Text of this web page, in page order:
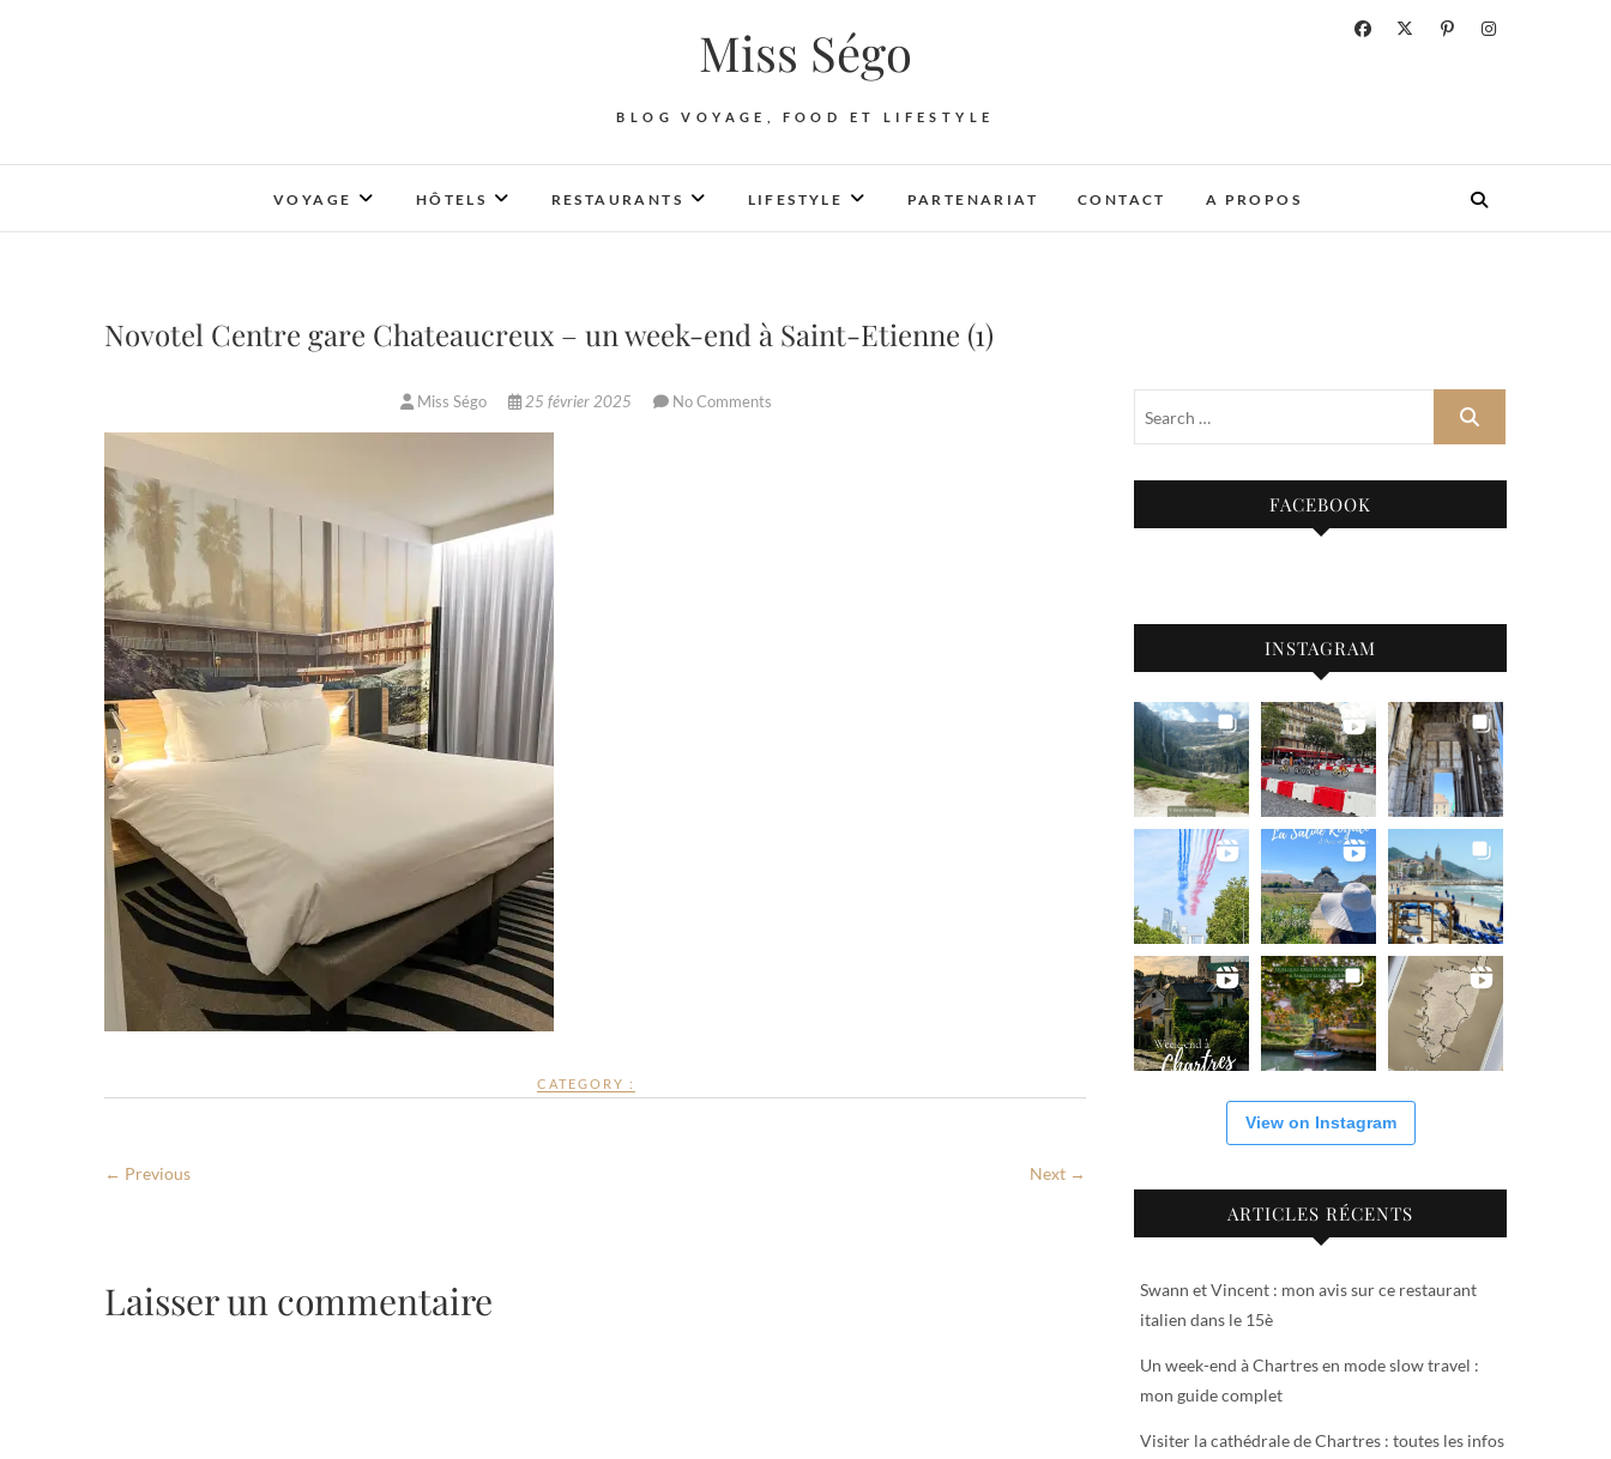
Miss Ségo
BLOG VOYAGE, FOOD ET LIFESTYLE
VOYAGE HÔTELS RESTAURANTS LIFESTYLE PARTENARIAT CONTACT A PROPOS
Novotel Centre gare Chateaucreux – un week-end à Saint-Etienne (1)
Miss Ségo 25 février 2025 No Comments
CATEGORY :
← Previous Next →
Laisser un commentaire
FACEBOOK
INSTAGRAM
View on Instagram
ARTICLES RÉCENTS
Swann et Vincent : mon avis sur ce restaurant
italien dans le 15è
Un week-end à Chartres en mode slow travel :
mon guide complet
Visiter la cathédrale de Chartres : toutes les infos